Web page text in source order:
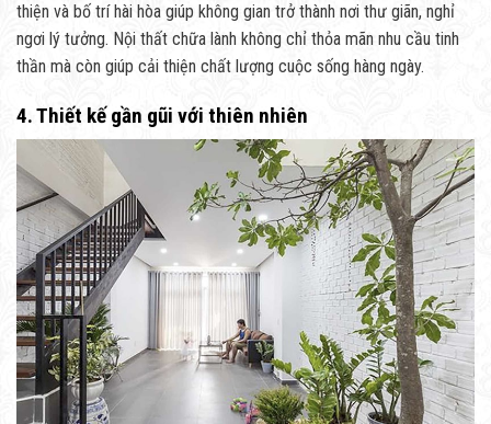
thiện và bố trí hài hòa giúp không gian trở thành nơi thư giãn, nghỉ
ngơi lý tưởng. Nội thất chữa lành không chỉ thỏa mãn nhu cầu tinh
thần mà còn giúp cải thiện chất lượng cuộc sống hàng ngày.
4. Thiết kế gần gũi với thiên nhiên